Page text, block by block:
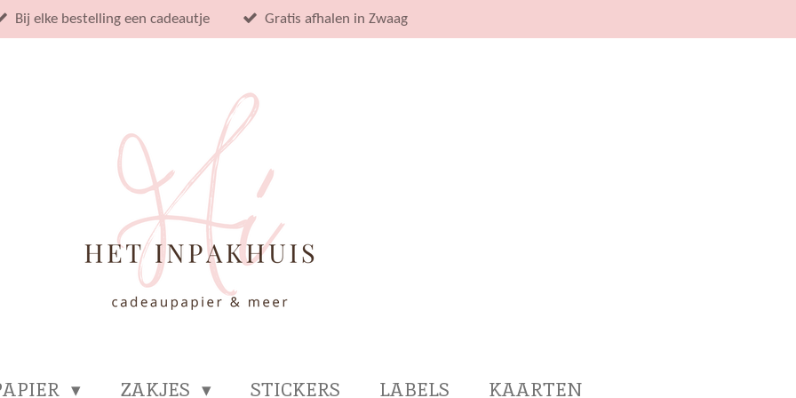
Bij elke bestelling een cadeautje Gratis afhalen in Zwaag
ZAKJES STICKERS LABELS
KAARTEN